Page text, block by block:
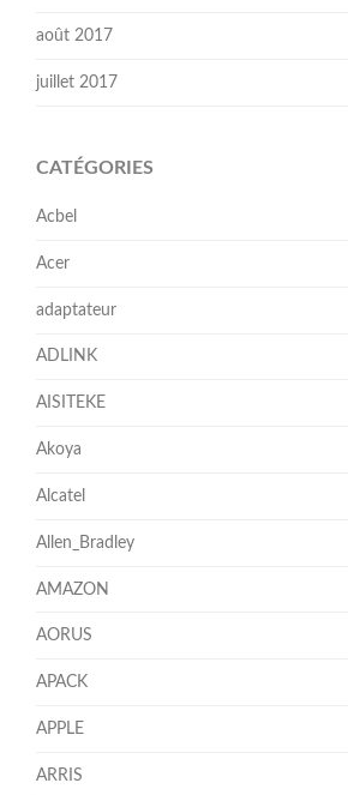
août 2017
juillet 2017
CATÉGORIES
Acbel
Acer
adaptateur
ADLINK
AISITEKE
Akoya
Alcatel
Allen_Bradley
AMAZON
AORUS
APACK
APPLE
ARRIS